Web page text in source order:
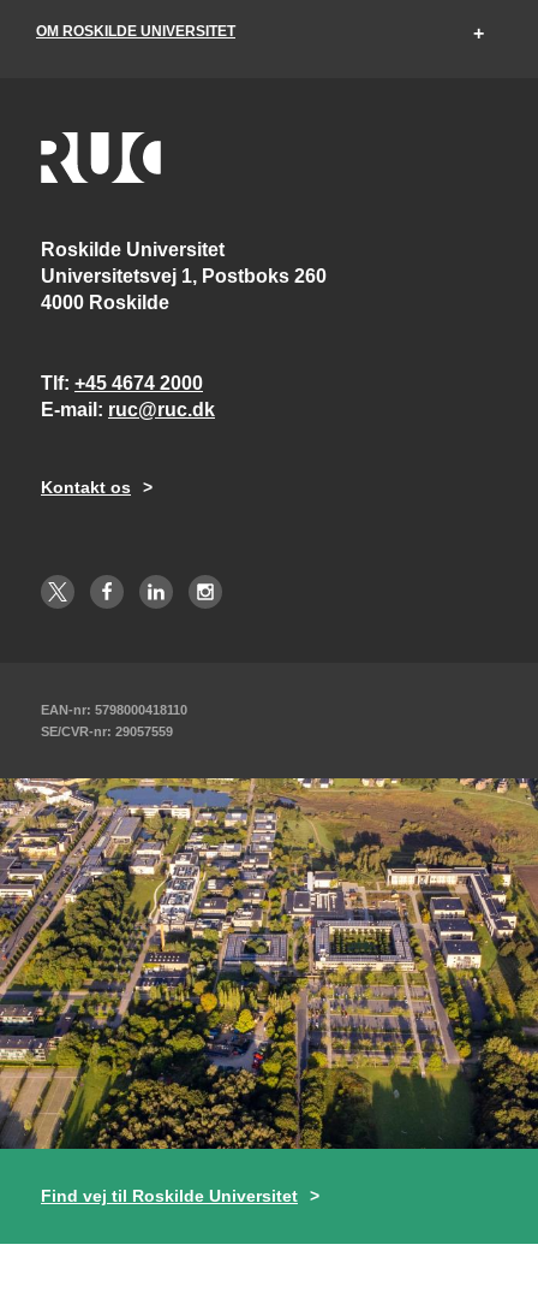
OM ROSKILDE UNIVERSITET
Roskilde Universitet
Universitetsvej 1, Postboks 260
4000 Roskilde
Tlf +45 4674 2000
E-mail
ruc@ruc.dk
Kontakt os
EAN-nr: 5798000418110
SE/CVR-nr: 29057559
Find vej til Roskilde Universitet